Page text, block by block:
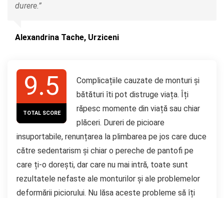
durere.”
Alexandrina Tache, Urziceni
9.5
TOTAL SCORE
Complicațiile cauzate de monturi și
bătături îti pot distruge viața. Îți
răpesc momente din viață sau chiar
plăceri. Dureri de picioare
insuportabile, renunțarea la plimbarea pe jos care duce
către sedentarism și chiar o pereche de pantofi pe
care ți-o dorești, dar care nu mai intră, toate sunt
rezultatele nefaste ale monturilor și ale problemelor
deformării piciorului. Nu lăsa aceste probleme să îți